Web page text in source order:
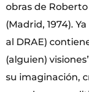
obras de Roberto
(Madrid, 1974).
al DRAE)
(alguien)
su imaginación,